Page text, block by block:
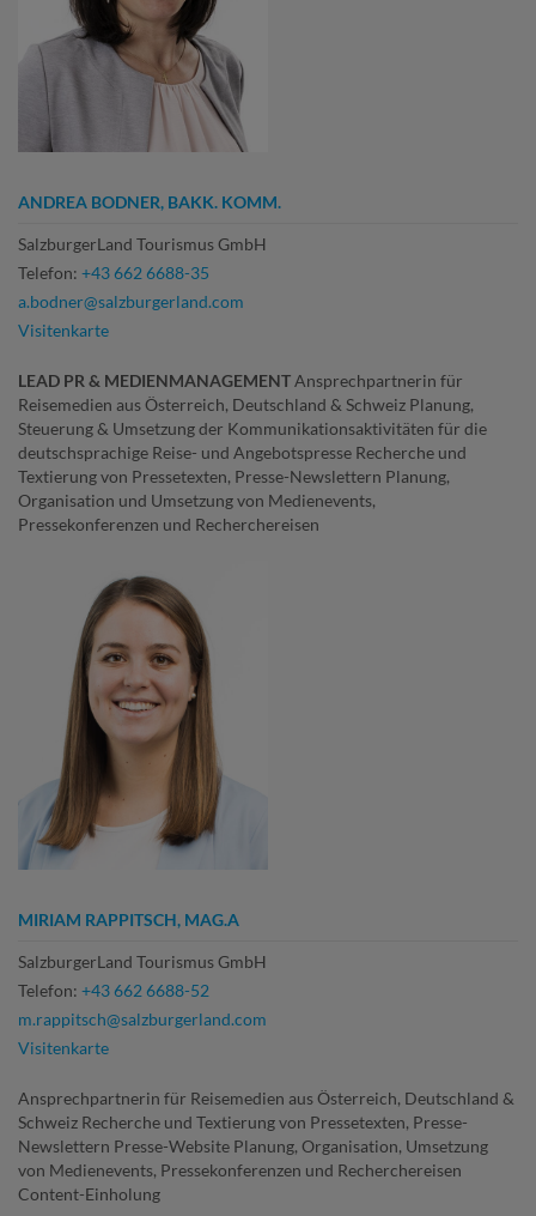
ANDREA BODNER, BAKK. KOMM.
SalzburgerLand Tourismus GmbH
Telefon: +43 662 6688-35
a.bodner@salzburgerland.com
Visitenkarte
LEAD PR & MEDIENMANAGEMENTAnsprechpartnerin für
Reisemedien aus Österreich, Deutschland & Schweiz Planung,
Steuerung & Umsetzung der Kommunikationsaktivitäten für die
deutschsprachige Reise- und Angebotspresse Recherche und
Textierung von Pressetexten, Presse-Newslettern Planung,
Organisation und Umsetzung von Medienevents,
Pressekonferenzen und Recherchereisen
MIRIAM RAPPITSCH, MAG.A
SalzburgerLand Tourismus GmbH
Telefon: +43 662 6688-52
m.rappitsch@salzburgerland.com
Visitenkarte
Ansprechpartnerin für Reisemedien aus Österreich, Deutschland &
Schweiz Recherche und Textierung von Pressetexten, Presse-
Newslettern Presse-Website Planung, Organisation, Umsetzung
von Medienevents, Pressekonferenzen und Recherchereisen
Content-Einholung